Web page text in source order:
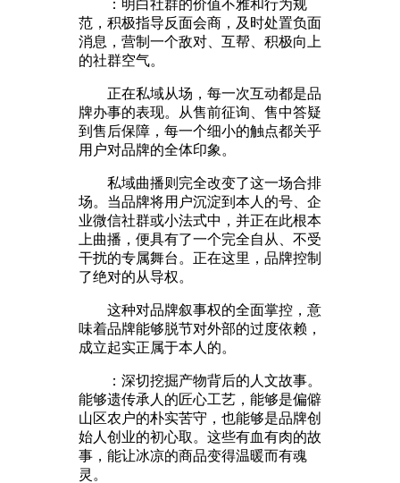
：明白社群的价值不雅和行为规
范，积极指导反面会商，及时处置负面
消息，营制一个敌对、互帮、积极向上
的社群空气。
正在私域从场，每一次互动都是品
牌办事的表现。从售前征询、售中答疑
到售后保障，每一个细小的触点都关乎
用户对品牌的全体印象。
私域曲播则完全改变了这一场合排
场。当品牌将用户沉淀到本人的号、企
业微信社群或小法式中，并正在此根本
上曲播，便具有了一个完全自从、不受
干扰的专属舞台。正在这里，品牌控制
了绝对的从导权。
这种对品牌叙事权的全面掌控，意
味着品牌能够脱节对外部的过度依赖，
成立起实正属于本人的。
：深切挖掘产物背后的人文故事。
能够遗传承人的匠心工艺，能够是偏僻
山区农户的朴实苦守，也能够是品牌创
始人创业的初心取。这些有血有肉的故
事，能让冰凉的商品变得温暖而有魂
灵。